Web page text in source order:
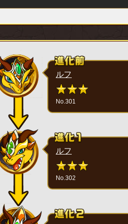
ルフ
No.301
ルフ
No.302